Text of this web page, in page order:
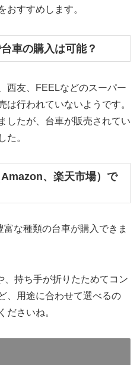
おすすめします。
車の購入は可能？
西友、FEELなどのスーパー
は行われていないようです。
したが、台車が販売されてい
た。
、楽天市場）で
な種類の台車が購入できま
持ち手が折りたためてコン
、用途に合わせて選べるの
ださいね。